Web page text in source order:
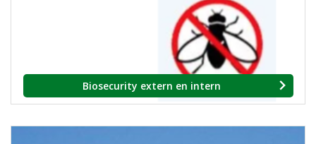
Biosecurity extern en intern